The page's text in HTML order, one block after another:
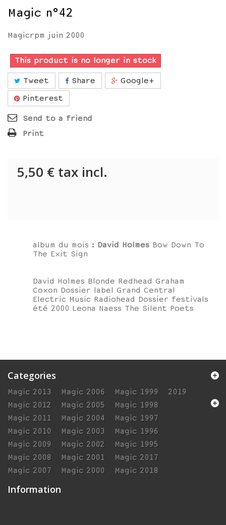
Magic n°42
Magicrpm juin 2000
This product is no longer in stock
Tweet Share
Google+
Pinterest
Send to a friend
Print
5,50 € tax incl.
album du mois : David Holmes Bow Down To
The Exit Sign
David Holmes Blonde Redhead Graham
Coxon Dossier label Grand Central
Electric Music Radiohead Dossier festivals
été 2000 Leona Naess The Silent Poets
Categories
Magic 2013
Magic 2012
Magic 2011
Magic 2010
Magic 2009
Magic 2008
Magic 2007
Magic 2006
Magic 2005
Magic 2004
Magic 2003
Magic 2002
Magic 2001
Magic 2000
Magic 1999
Magic 1998
Magic 1997
Magic 1996
Magic 1995
Magic 2017
Magic 2018
2019
Information